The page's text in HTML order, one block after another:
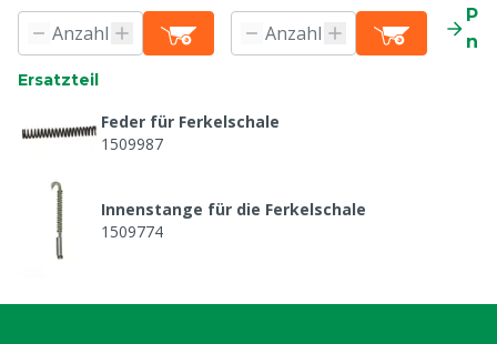
Ersatzteil
Feder für Ferkelschale
1509987
Innenstange für die Ferkelschale
1509774